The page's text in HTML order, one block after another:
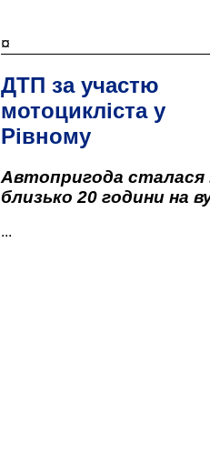
¤
ДТП за участю
мотоцикліста у
Рівному
Автопригода сталася
близько 20 години на
...